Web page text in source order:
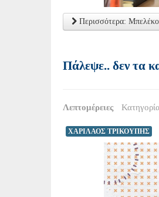
Περισσότερα:
Πάλεψε.. δεν τα
Λεπτομέρειες
ΧΑΡΙΛΑΟΣ ΤΡΙΚΟΥΠΗΣ